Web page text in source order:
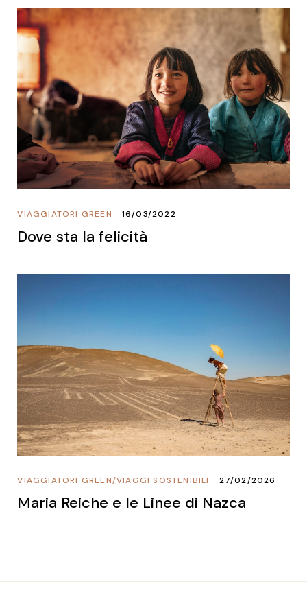
VIAGGIATORI GREEN 16/03/2022
Dove sta la felicità
VIAGGI SOSTENIBILI
/
VIAGGIATORI GREEN 27/02/2026
Maria Reiche e le Linee di Nazca